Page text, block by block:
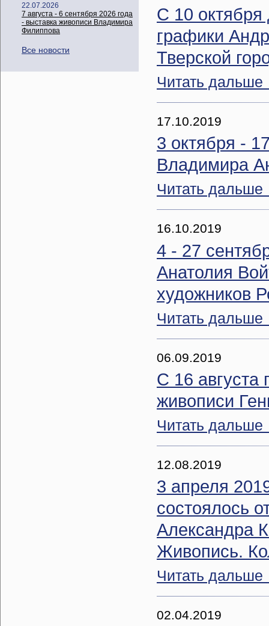
22.07.2026
7 августа - 6 сентября 2026 года
- выставка живописи Владимира
Филиппова
Все новости
С 10 октября
графики
Тверской
Читать
17.10.2019
3 октября -
Владимира
Читать
16.10.2019
4 - 27
Анатолия
художников
Читать
06.09.2019
С 16 августа
живописи
Читать
12.08.2019
3 апреля
состоялось
Александра
Живопись.
Читать
02.04.2019